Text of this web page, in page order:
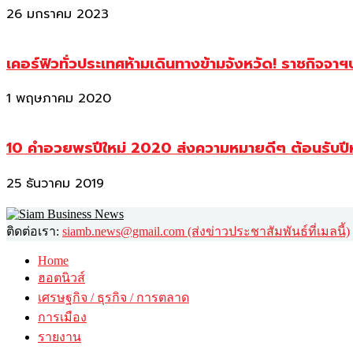
26 มกราคม 2023
เคอร์ฟิวทั่วประเทศห้ามเดินทางข้ามจังหวัด! ราชกิจจา
1 พฤษภาคม 2020
10 คำอวยพรปีใหม่ 2020 ส่งความหมายดีๆ ต้อนรับ
25 ธันวาคม 2019
ติดต่อเรา: siamb.news@gmail.com (ส่งข่าวประชาสัมพันธ์ที่เมลนี้)
Home
ฮอตนิวส์
เศรษฐกิจ / ธุรกิจ / การตลาด
การเมือง
รายงาน